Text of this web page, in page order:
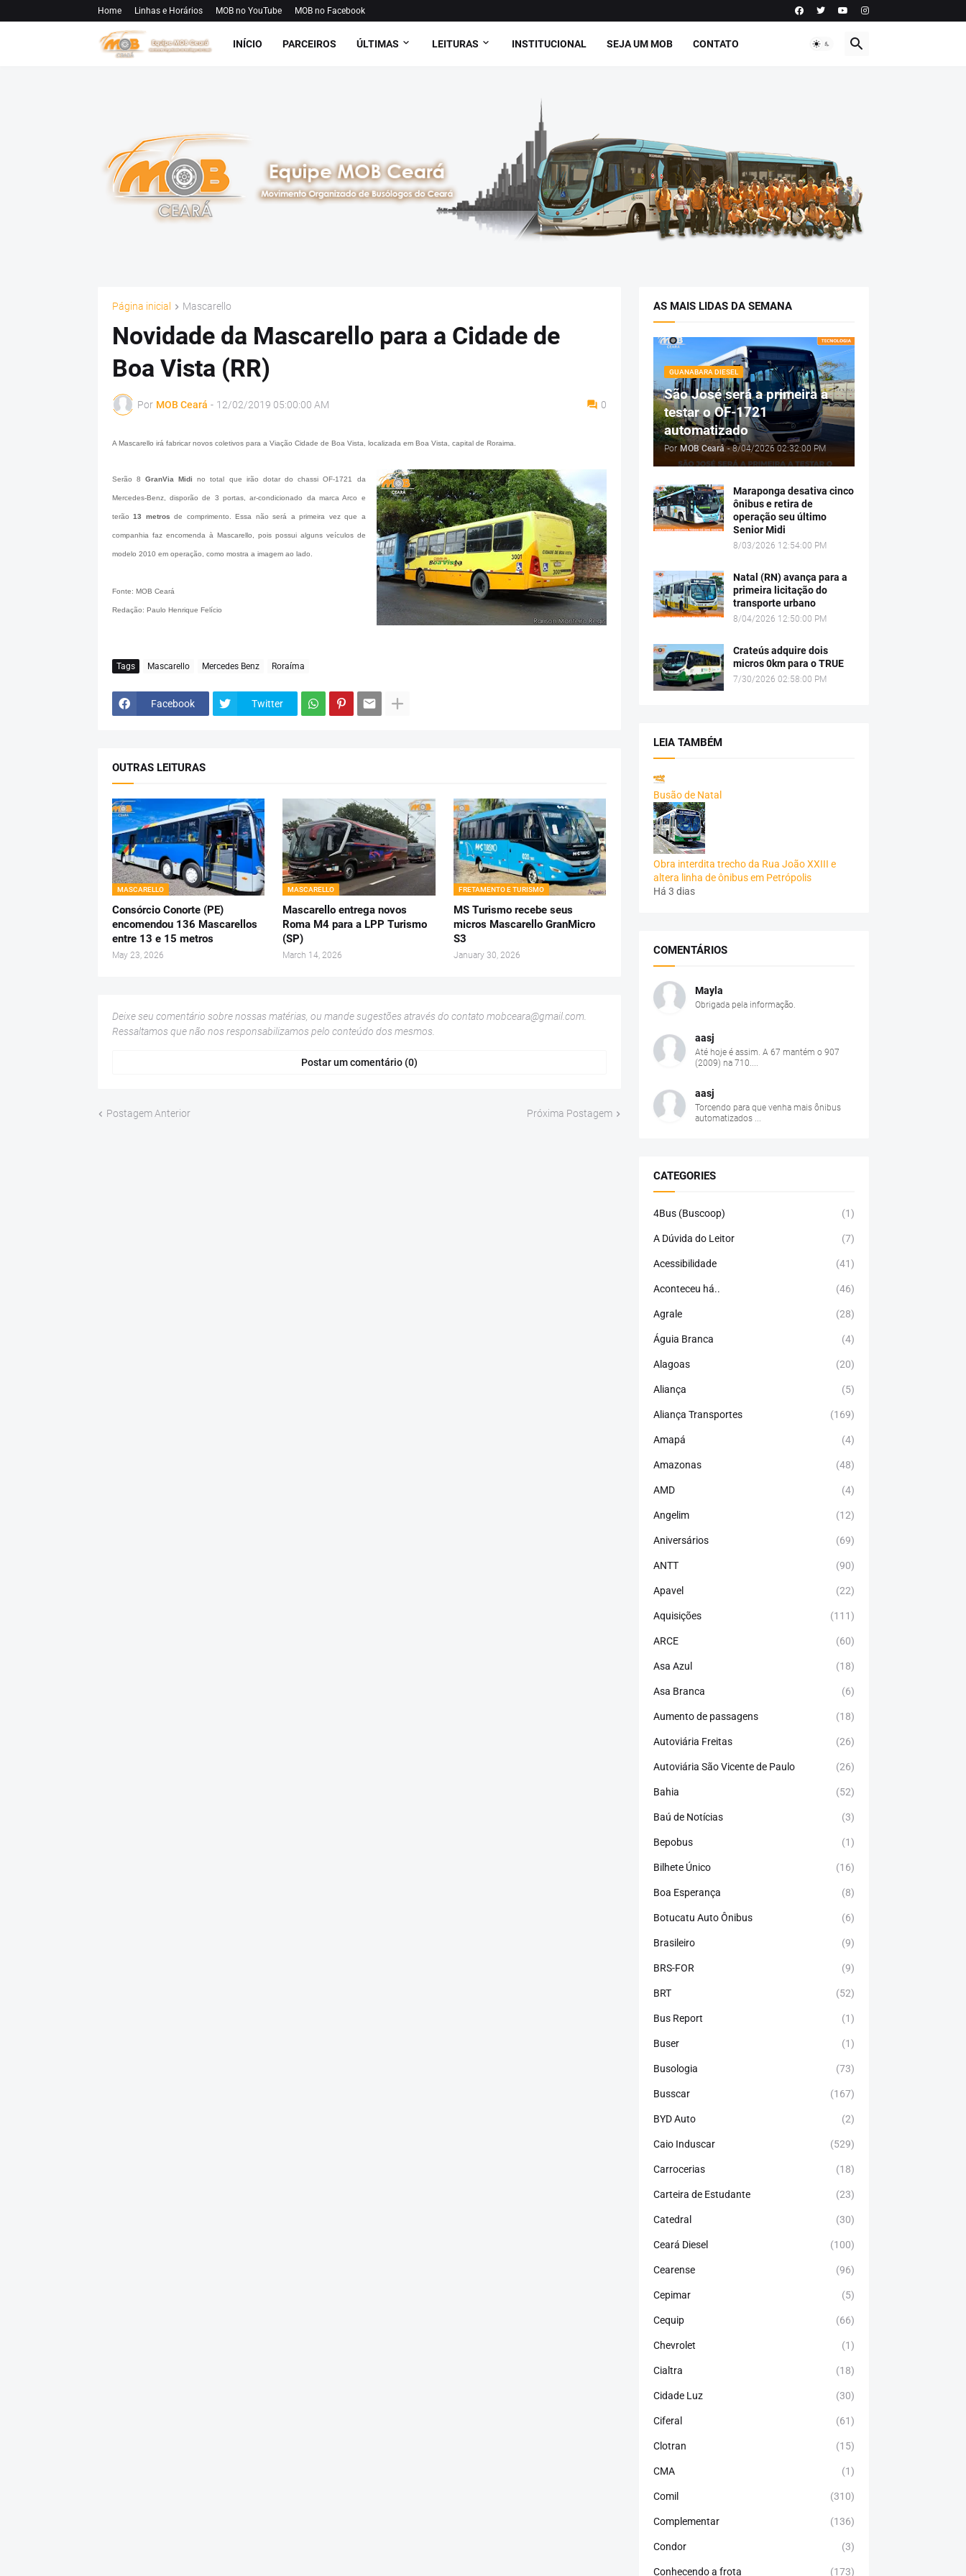
Home Linhas e Horários MOB no YouTube MOB no Facebook
INÍCIO PARCEIROS ÚLTIMAS LEITURAS INSTITUCIONAL SEJA UM MOB CONTATO
Página inicial Mascarello
Novidade da Mascarello para a Cidade de
Boa Vista (RR)
Por MOB Ceará - 12/02/2019 05:00:00 AM 0
A Mascarello irá fabricar novos coletivos para a Viação Cidade de Boa Vista, localizada em Boa Vista, capital de Roraima.
Serão 8 GranVia Midi no total que irão dotar do chassi OF-1721 da
Mercedes-Benz, disporão de 3 portas, ar-condicionado da marca Arco e
terão 13 metros de comprimento. Essa não será a primeira vez que a
companhia faz encomenda à Mascarello, pois possui alguns veículos de
modelo 2010 em operação, como mostra a imagem ao lado.
Fonte: MOB Ceará
Redação: Paulo Henrique Felício
Tags Mascarello Mercedes Benz Roraíma
Facebook Twitter
OUTRAS LEITURAS
MASCARELLO
Consórcio Conorte (PE)
encomendou 136 Mascarellos
entre 13 e 15 metros
May 23, 2026
MASCARELLO
Mascarello entrega novos
Roma M4 para a LPP Turismo
(SP)
March 14, 2026
FRETAMENTO E TURISMO
MS Turismo recebe seus
micros Mascarello GranMicro
S3
January 30, 2026
Deixe seu comentário sobre nossas matérias, ou mande sugestões através do contato mobceara@gmail.com.
Ressaltamos que não nos responsabilizamos pelo conteúdo dos mesmos.
Postar um comentário (0)
Postagem Anterior Próxima Postagem
AS MAIS LIDAS DA SEMANA
GUANABARA DIESEL
São José será a primeira a
testar o OF-1721
automatizado
Por MOB Ceará - 8/04/2026 02:32:00 PM
Maraponga desativa cinco
ônibus e retira de
operação seu último
Senior Midi
8/03/2026 12:54:00 PM
Natal (RN) avança para a
primeira licitação do
transporte urbano
8/04/2026 12:50:00 PM
Crateús adquire dois
micros 0km para o TRUE
7/30/2026 02:58:00 PM
LEIA TAMBÉM
Busão de Natal
Obra interdita trecho da Rua João XXIII e
altera linha de ônibus em Petrópolis
Há 3 dias
COMENTÁRIOS
Mayla
Obrigada pela informação.
aasj
Até hoje é assim. A 67 mantém o 907
(2009) na 710....
aasj
Torcendo para que venha mais ônibus
automatizados ...
CATEGORIES
4Bus (Buscoop) (1)
A Dúvida do Leitor (7)
Acessibilidade (41)
Aconteceu há.. (46)
Agrale (28)
Águia Branca (4)
Alagoas (20)
Aliança (5)
Aliança Transportes (169)
Amapá (4)
Amazonas (48)
AMD (4)
Angelim (12)
Aniversários (69)
ANTT (90)
Apavel (22)
Aquisições (111)
ARCE (60)
Asa Azul (18)
Asa Branca (6)
Aumento de passagens (18)
Autoviária Freitas (26)
Autoviária São Vicente de Paulo (26)
Bahia (52)
Baú de Notícias (3)
Bepobus (1)
Bilhete Único (16)
Boa Esperança (8)
Botucatu Auto Ônibus (6)
Brasileiro (9)
BRS-FOR (9)
BRT (52)
Bus Report (1)
Buser (1)
Busologia (73)
Busscar (167)
BYD Auto (2)
Caio Induscar (529)
Carrocerias (18)
Carteira de Estudante (23)
Catedral (30)
Ceará Diesel (100)
Cearense (96)
Cepimar (5)
Cequip (66)
Chevrolet (1)
Cialtra (18)
Cidade Luz (30)
Ciferal (61)
Clotran (15)
CMA (1)
Comil (310)
Complementar (136)
Condor (3)
Conhecendo a frota (173)